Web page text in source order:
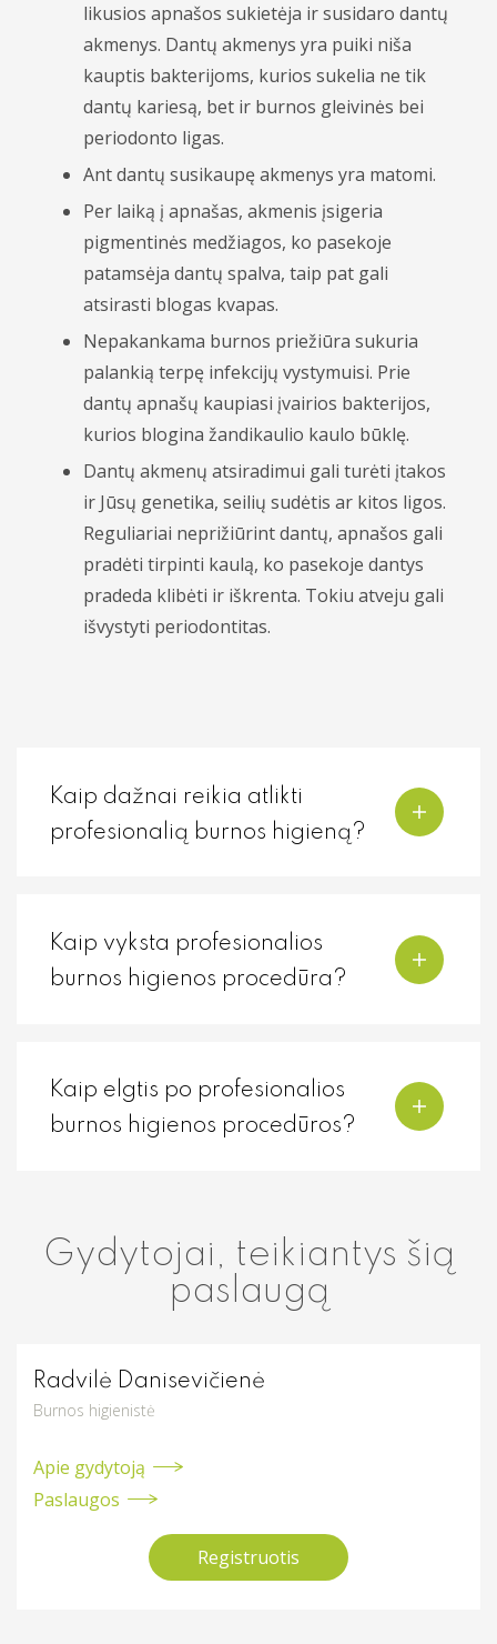
likusios apnašos sukietėja ir susidaro dantų
akmenys. Dantų akmenys yra puiki niša
kauptis bakterijoms, kurios sukelia ne tik
dantų kariesą, bet ir burnos gleivinės bei
periodonto ligas.
Ant dantų susikaupę akmenys yra matomi.
Per laiką į apnašas, akmenis įsigeria
pigmentinės medžiagos, ko pasekoje
patamsėja dantų spalva, taip pat gali
atsirasti blogas kvapas.
Nepakankama burnos priežiūra sukuria
palankią terpę infekcijų vystymuisi. Prie
dantų apnašų kaupiasi įvairios bakterijos,
kurios blogina žandikaulio kaulo būklę.
Dantų akmenų atsiradimui gali turėti įtakos
ir Jūsų genetika, seilių sudėtis ar kitos ligos.
Reguliariai neprižiūrint dantų, apnašos gali
pradėti tirpinti kaulą, ko pasekoje dantys
pradeda klibėti ir iškrenta. Tokiu atveju gali
išvystyti periodontitas.
Kaip dažnai reikia atlikti
profesionalią burnos higieną?
Kaip vyksta profesionalios
burnos higienos procedūra?
Kaip elgtis po profesionalios
burnos higienos procedūros?
Gydytojai, teikiantys šią
paslaugą
Radvilė Danisevičienė
Burnos higienistė
Apie gydytoją
Paslaugos
Registruotis